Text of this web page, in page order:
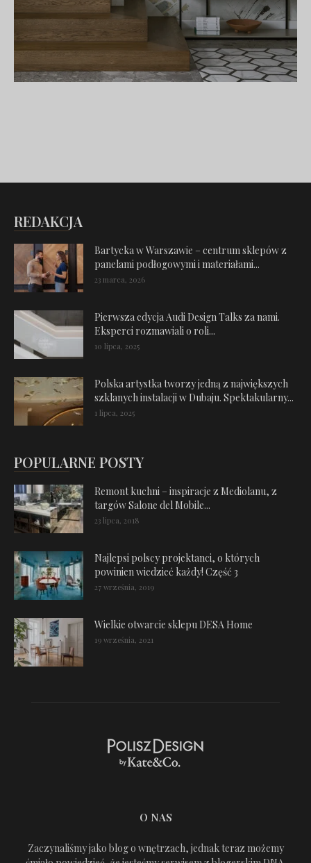
REDAKCJA
Bartycka w Warszawie – centrum sklepów z
panelami podłogowymi i materiałami...
23 marca, 2026
Pierwsza edycja Audi Design Talks za nami.
Eksperci rozmawiali o roli...
10 lipca, 2025
Polska artystka tworzy jedną z największych
szklanych instalacji w Dubaju. Spektakularny...
1 lipca, 2025
POPULARNE POSTY
Remont kuchni – inspiracje z Mediolanu, z
targów Salone del Mobile...
23 lipca, 2018
Najlepsi polscy projektanci, o których
powinien wiedzieć każdy! Część 3
27 września, 2019
Wielkie otwarcie sklepu DESA Home
19 września, 2021
O NAS
Zaczynaliśmy jako blog o wnętrzach, jednak teraz możemy